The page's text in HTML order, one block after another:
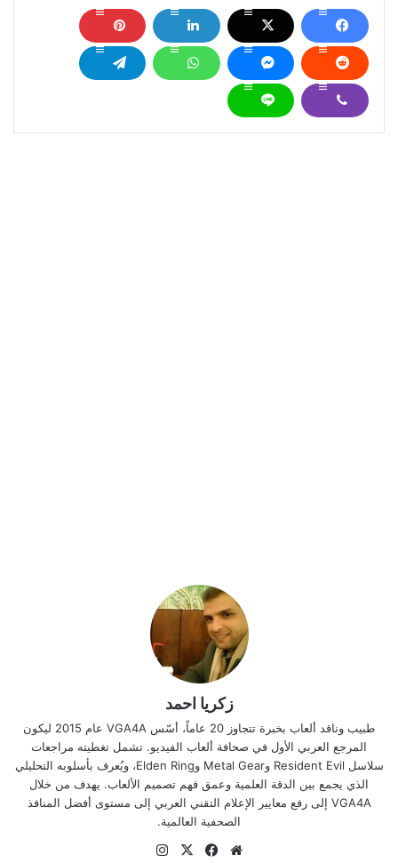
زكريا احمد
طبيب وناقد ألعاب بخبرة تتجاوز 20 عاماً، أسّس VGA4A عام 2015 ليكون
المرجع العربي الأول في صحافة ألعاب الفيديو. تشمل تغطيته مراجعات
سلاسل Resident Evil وMetal Gear وElden Ring، ويُعرف بأسلوبه التحليلي
الذي يجمع بين الدقة العلمية وعمق فهم تصميم الألعاب. يهدف من خلال
VGA4A إلى رفع معايير الإعلام التقني العربي إلى مستوى أفضل المنافذ
الصحفية العالمية.